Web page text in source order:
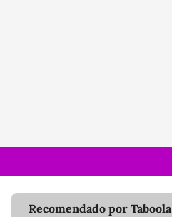
Recomendado por Taboola